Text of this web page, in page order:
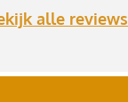
alle reviews